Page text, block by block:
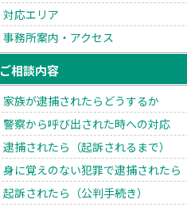
対応エリア
事務所案内・アクセス
ご相談内容
家族が逮捕されたらどうするか
警察から呼び出された時への対応
逮捕されたら（起訴されるまで）
身に覚えのない犯罪で逮捕されたら
起訴されたら（公判手続き）